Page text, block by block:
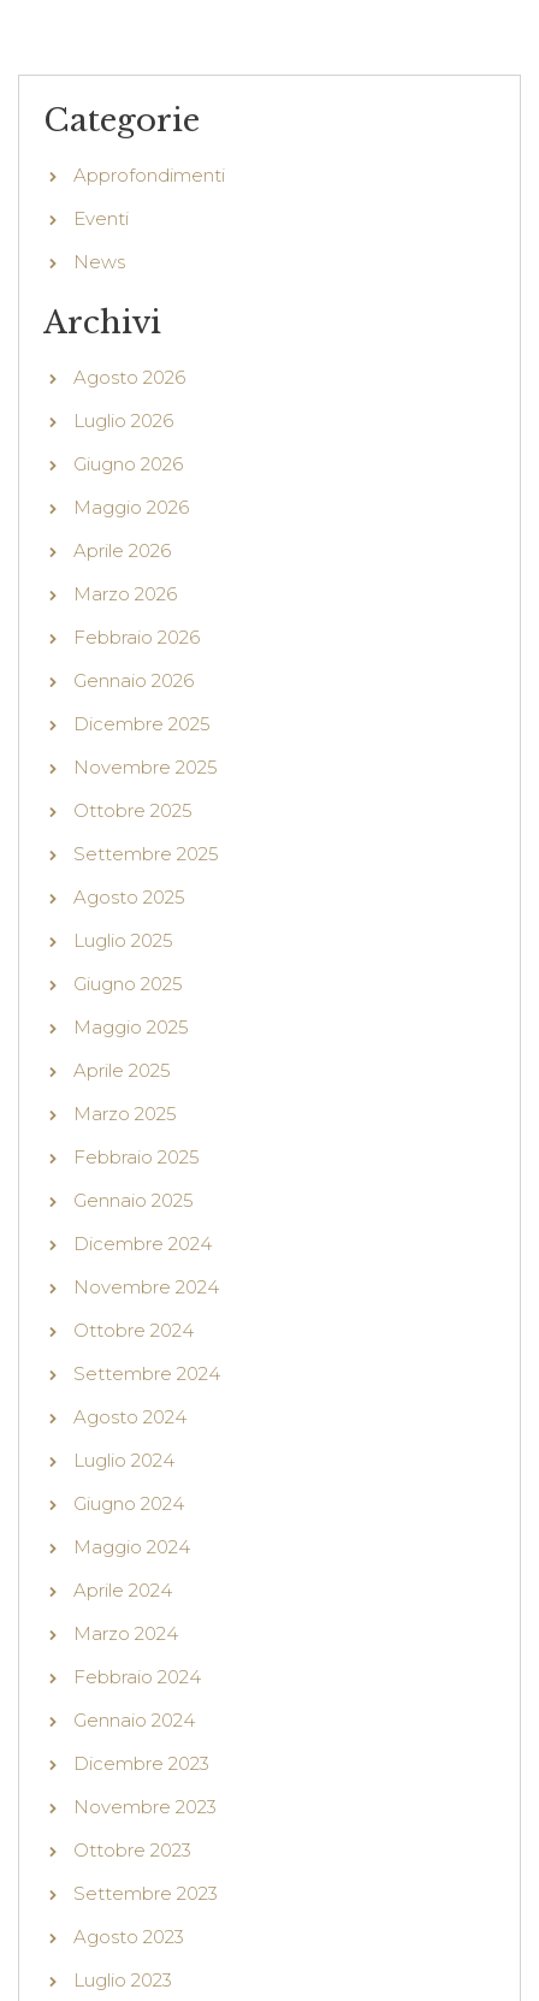
Categorie
Approfondimenti
Eventi
News
Archivi
Agosto 2026
Luglio 2026
Giugno 2026
Maggio 2026
Aprile 2026
Marzo 2026
Febbraio 2026
Gennaio 2026
Dicembre 2025
Novembre 2025
Ottobre 2025
Settembre 2025
Agosto 2025
Luglio 2025
Giugno 2025
Maggio 2025
Aprile 2025
Marzo 2025
Febbraio 2025
Gennaio 2025
Dicembre 2024
Novembre 2024
Ottobre 2024
Settembre 2024
Agosto 2024
Luglio 2024
Giugno 2024
Maggio 2024
Aprile 2024
Marzo 2024
Febbraio 2024
Gennaio 2024
Dicembre 2023
Novembre 2023
Ottobre 2023
Settembre 2023
Agosto 2023
Luglio 2023